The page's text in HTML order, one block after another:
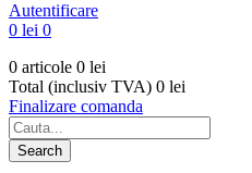
Autentificare
0 lei 0
0 articole 0 lei
Total (inclusiv TVA) 0 lei
Finalizare comanda
Search